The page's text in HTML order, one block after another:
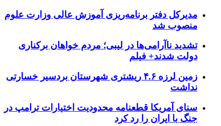
مدیرکل دفتر برنامه‌ریزی آموزش عالی وزارت علوم
منصوب شد
تشدید ناآرامی‌ها در لیبی؛ مردم خواهان برکناری
دولت شدند+ فیلم
زمین لرزه ۴.۶ ریشتری شهرستان بردسیر خسارتی
نداشت
سنای آمریکا قطعنامه محدودیت اختیارات ترامپ در
جنگ با ایران را رد کرد